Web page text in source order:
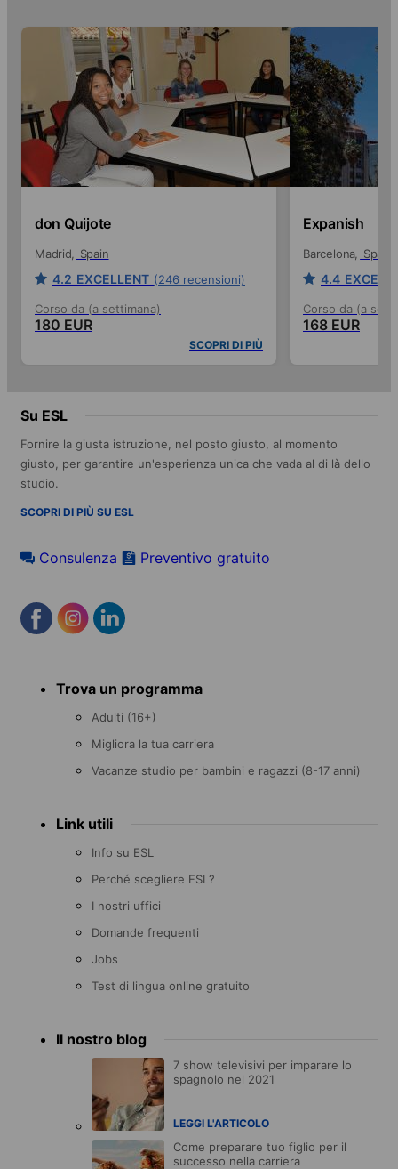
don Quijote
Madrid Spain
4.2 EXCELLENT (246 recensioni)
Corso da (a settimana)
180 EUR
SCOPRI DI PIÙ
Expanish
Barcelona Spain
4.4
Corso da (a
168 EUR
Su ESL
Fornire la giusta istruzione, nel posto giusto, al momento
giusto, per garantire un'esperienza unica che vada al di là dello
studio.
SCOPRI DI PIÙ SU ESL
Consulenza Preventivo gratuito
menuTrova un programma
Adulti (16+)
Migliora la tua carriera
Vacanze studio per bambini e ragazzi (8-17 anni)
Link utili
Info su ESL
Perché scegliere ESL?
I nostri uffici
Domande frequenti
Jobs
Test di lingua online gratuito
Il nostro blog
7 show televisivi per imparare lo
spagnolo nel 2021
LEGGI L'ARTICOLO
Come preparare tuo figlio per il
successo nella carriera